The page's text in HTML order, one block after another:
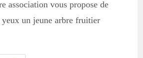
association vous propose de
yeux un jeune arbre fruitier